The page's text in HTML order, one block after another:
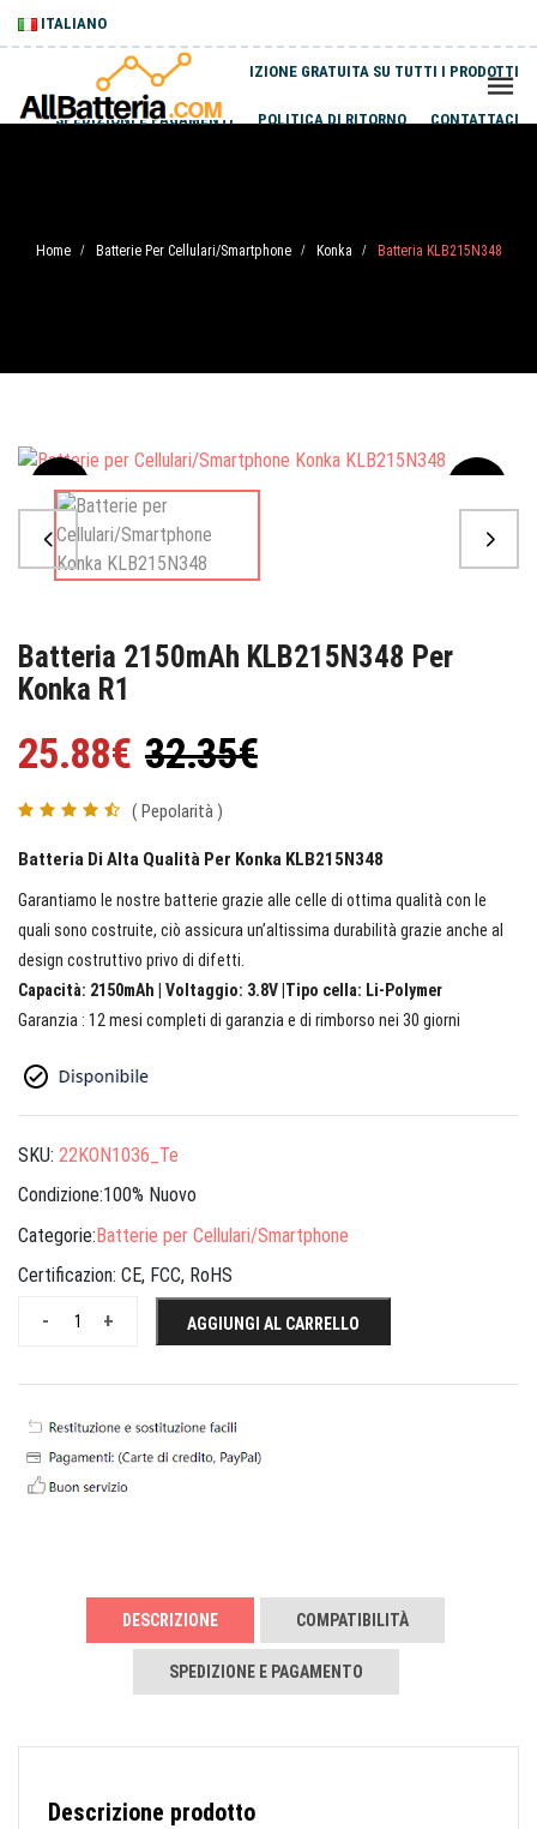
ITALIANO
SPEDIZIONE GRATUITA SU TUTTI I PRODOTTI
SPEDIZIONI E PAGAMENTI POLITICA DI RITORNO CONTATTACI
Home / Batterie Per Cellulari/Smartphone / Konka / Batteria KLB215N348
Sale
Batteria 2150mAh KLB215N348 Per
Konka R1
25.88€ 32.35€
( Pepolarità )
Batteria Di Alta Qualità Per Konka KLB215N348
Garantiamo le nostre batterie grazie alle celle di ottima qualità con le
quali sono costruite, ciò assicura un’altissima durabilità grazie anche al
design costruttivo privo di difetti.
Capacità: 2150mAh | Voltaggio: 3.8V |Tipo cella: Li-Polymer
Garanzia : 12 mesi completi di garanzia e di rimborso nei 30 giorni
SKU: 22KON1036_Te
Condizione:100% Nuovo
Categorie:Batterie per Cellulari/Smartphone
Certificazion: CE, FCC, RoHS
+
- AGGIUNGI AL CARRELLO
DESCRIZIONE COMPATIBILITÀ
SPEDIZIONE E PAGAMENTO
Descrizione prodotto